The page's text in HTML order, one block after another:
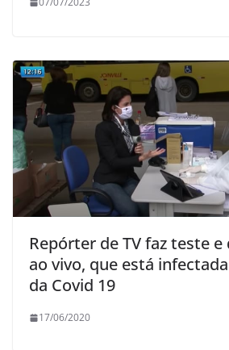
Repórter de TV faz teste e
ao vivo, que está
da Covid 19
17/06/2020